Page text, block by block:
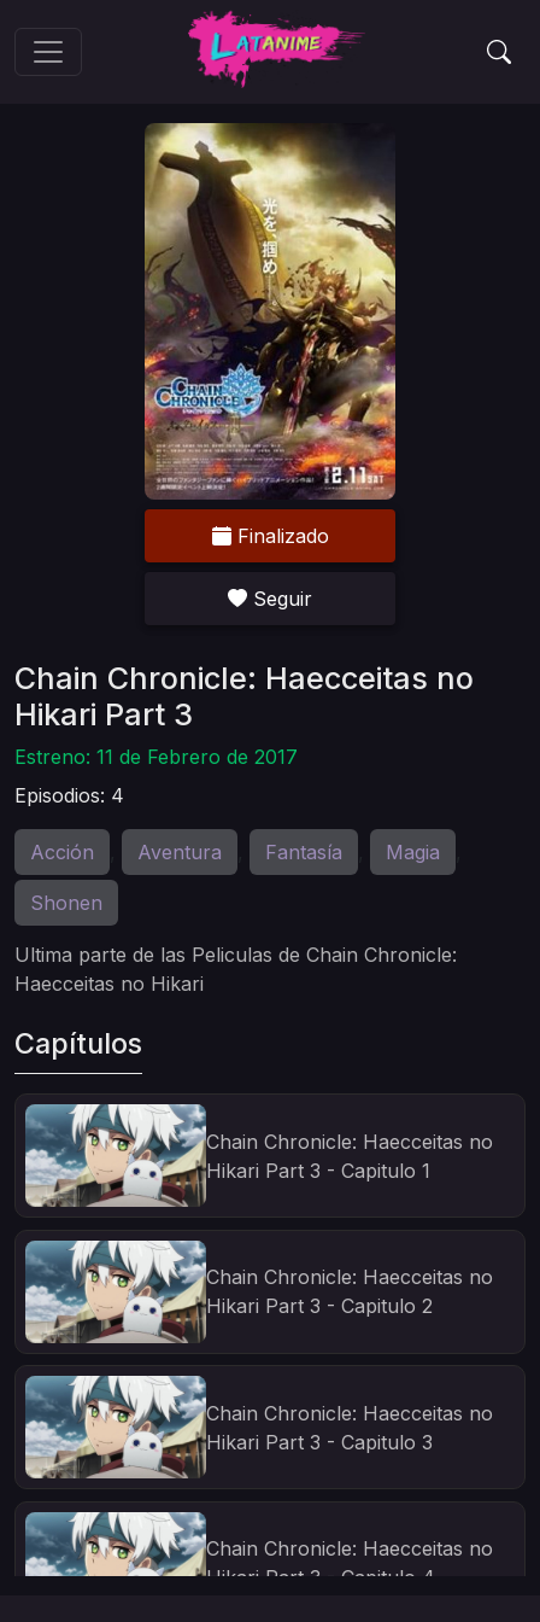
Finalizado
Seguir
Chain Chronicle: Haecceitas no
Hikari Part 3
Estreno: 11 de Febrero de 2017
Episodios: 4
Acción Aventura Fantasía Magia
Shonen
Ultima parte de las Peliculas de Chain Chronicle:
Haecceitas no Hikari
Capítulos
Chain Chronicle: Haecceitas no
Hikari Part 3 - Capitulo 1
Chain Chronicle: Haecceitas no
Hikari Part 3 - Capitulo 2
Chain Chronicle: Haecceitas no
Hikari Part 3 - Capitulo 3
Chain Chronicle: Haecceitas no
Hikari Part 3 - Capitulo 4